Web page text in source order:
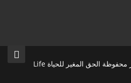
Copyright حقوق الملكية والنشر محفوظة الحق المغير للحياة Life